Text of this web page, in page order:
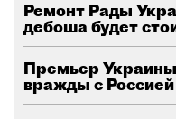
Ремонт Рады
дебоша будет
Премьер
вражды с